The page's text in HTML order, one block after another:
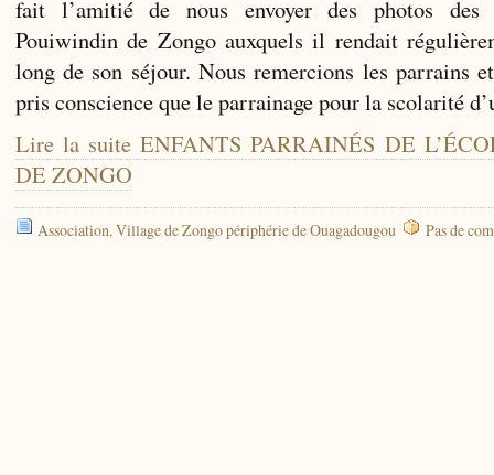
fait l’amitié de nous envoyer des photos des
Pouiwindin de Zongo auxquels il rendait
long de son séjour. Nous remercions les parrains
pris conscience que le parrainage pour la scolarité
Lire la suite ENFANTS PARRAINÉS DE
DE ZONGO
Association, Village de Zongo périphérie de Ouagadougou Pas de